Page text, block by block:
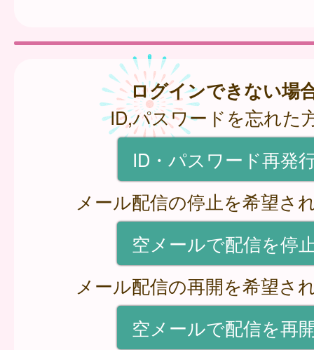
ログインできない場
ID,パスワードを忘れた
ID・パスワード再発
メール配信の停止を希望さ
空メールで配信を停
メール配信の再開を希望さ
空メールで配信を再